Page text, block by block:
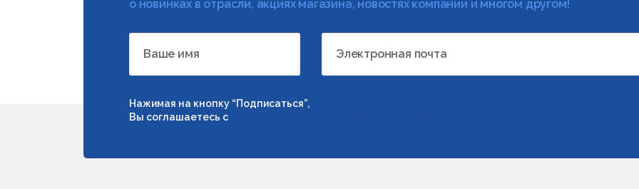
о новинках в отрасли, акциях магазина, новостях компании и многом другом!
Ваше имя Электронная почта
Нажимая на кнопку “Подписаться”,
Вы соглашаетесь с